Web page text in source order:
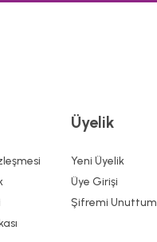
Üyelik
Yeni Üyelik
Üye Girişi
Şifremi Unuttum